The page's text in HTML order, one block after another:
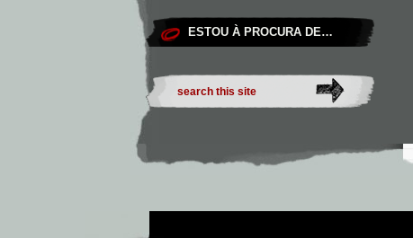
ESTOU À PROCURA DE…